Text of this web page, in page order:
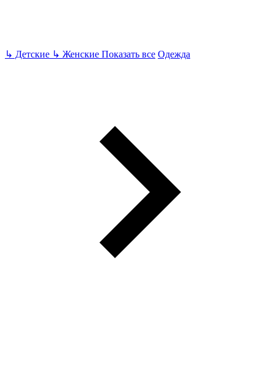
↳ Детские ↳ Женские Показать все Одежда